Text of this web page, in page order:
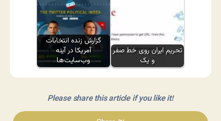
گزارش زنده انتخابات
آمریکا در آینه
وب‌سایت‌ها
تحریم ایران روی خط صفر
و یک
Please share this article if you like it!